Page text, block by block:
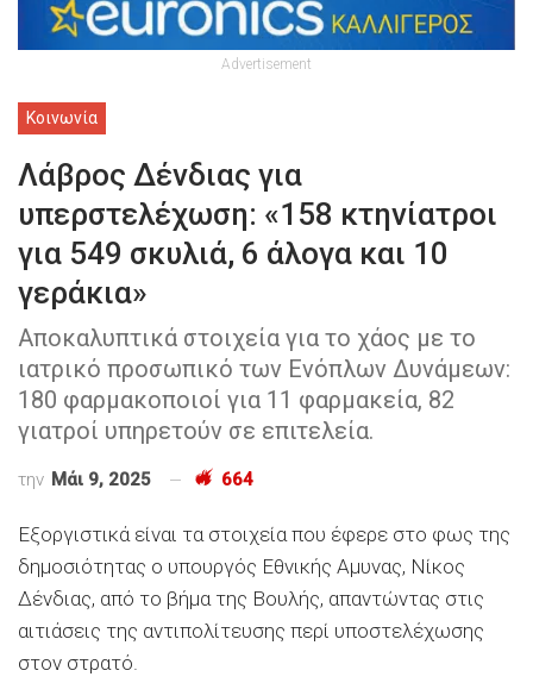
Advertisement
Κοινωνία
Λάβρος Δένδιας για
υπερστελέχωση: «158 κτηνίατροι
για 549 σκυλιά, 6 άλογα και 10
γεράκια»
Αποκαλυπτικά στοιχεία για το χάος με το
ιατρικό προσωπικό των Ενόπλων Δυνάμεων:
180 φαρμακοποιοί για 11 φαρμακεία, 82
γιατροί υπηρετούν σε επιτελεία.
την Μάι 9, 2025 664
Εξοργιστικά είναι τα στοιχεία που έφερε στο φως της
δημοσιότητας ο υπουργός Εθνικής Αμυνας, Νίκος
Δένδιας, από το βήμα της Βουλής, απαντώντας στις
αιτιάσεις της αντιπολίτευσης περί υποστελέχωσης
στον στρατό.